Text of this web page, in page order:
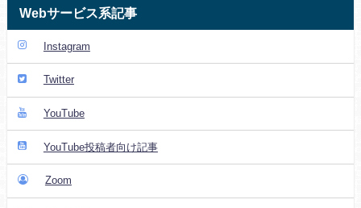
Webサービス系記事
Instagram
Twitter
YouTube
YouTube投稿者向け記事
Zoom